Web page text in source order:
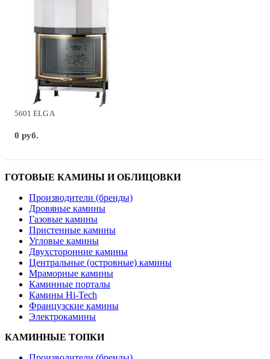
5601 ELG A
0 руб.
ГОТОВЫЕ КАМИНЫ И ОБЛИЦОВКИ
Производители (бренды)
Дровяные камины
Газовые камины
Пристенные камины
Угловые камины
Двухсторонние камины
Центральные (островные) камины
Мраморные камины
Каминные порталы
Камины Hi-Tech
Французские камины
Электрокамины
КАМИННЫЕ ТОПКИ